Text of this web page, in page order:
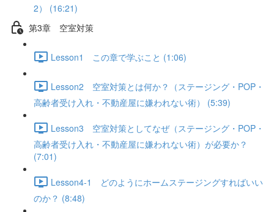
2） (16:21)
第3章 空室対策
Lesson1 この章で学ぶこと (1:06)
Lesson2 空室対策とは何か？（ステージング・POP・
高齢者受け入れ・不動産屋に嫌われない術） (5:39)
Lesson3 空室対策としてなぜ（ステージング・POP・
高齢者受け入れ・不動産屋に嫌われない術）が必要か？
(7:01)
Lesson4-1 どのようにホームステージングすればいい
のか？ (8:48)